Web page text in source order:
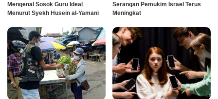
Mengenal Sosok Guru Ideal
Menurut Syekh Husein al-Yamani
Serangan Pemukim Israel Terus
Meningkat